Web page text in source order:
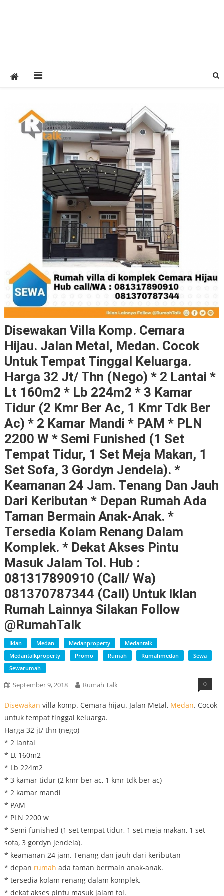
Disewakan Villa Komp. Cemara
Hijau. Jalan Metal, Medan. Cocok
Untuk Tempat Tinggal Keluarga.
Harga 32 Jt/ Thn (nego) * 2 Lantai *
Lt 160m2 * Lb 224m2 * 3 Kamar
Tidur (2 Kmr Ber Ac, 1 Kmr Tdk Ber
Ac) * 2 Kamar Mandi * PAM * PLN
2200 W * Semi Funished (1 Set
Tempat Tidur, 1 Set Meja Makan, 1
Set Sofa, 3 Gordyn Jendela). *
Keamanan 24 Jam. Tenang Dan Jauh
Dari Keributan * Depan Rumah Ada
Taman Bermain Anak-Anak. *
Tersedia Kolam Renang Dalam
Komplek. * Dekat Akses Pintu
Masuk Jalam Tol. Hub :
081317890910 (call/ Wa)
081370787344 (call) Untuk Iklan
Rumah Lainnya Silakan Follow
@RumahTalk
Iklan Medan Medanproperty
Medantalk
Medantalkproperty
Promo Rumah Rumahmedan
Sewa
Sewarumah
September 9, 2018 Rumah Talk 0
Disewakan villa komp. Cemara hijau. Jalan Metal, Medan. Cocok
untuk tempat tinggal keluarga.
Harga 32 jt/ thn (nego)
* 2 lantai
* Lt 160m2
* Lb 224m2
* 3 kamar tidur (2 kmr ber ac, 1 kmr tdk ber ac)
* 2 kamar mandi
* PAM
* PLN 2200 w
* Semi funished (1 set tempat tidur, 1 set meja makan, 1 set
sofa, 3 gordyn jendela).
* keamanan 24 jam. Tenang dan jauh dari keributan
* depan rumah ada taman bermain anak-anak.
* tersedia kolam renang dalam komplek.
* dekat akses pintu masuk jalam tol.